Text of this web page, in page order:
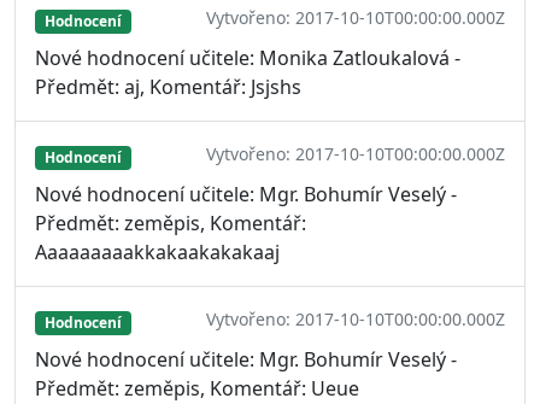
Hodnocení Vytvořeno: 2017-10-10T00:00:00.000Z
Nové hodnocení učitele: Monika Zatloukalová -
Předmět: aj, Komentář: Jsjshs
Hodnocení Vytvořeno: 2017-10-10T00:00:00.000Z
Nové hodnocení učitele: Mgr. Bohumír Veselý -
Předmět: zeměpis, Komentář:
Aaaaaaaaakkakaakakakaaj
Hodnocení Vytvořeno: 2017-10-10T00:00:00.000Z
Nové hodnocení učitele: Mgr. Bohumír Veselý -
Předmět: zeměpis, Komentář: Ueue